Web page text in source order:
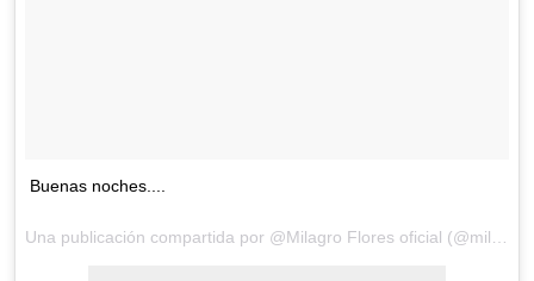
Buenas noches....